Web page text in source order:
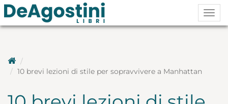
10 brevi lezioni di stile per sopravvivere a Manhattan